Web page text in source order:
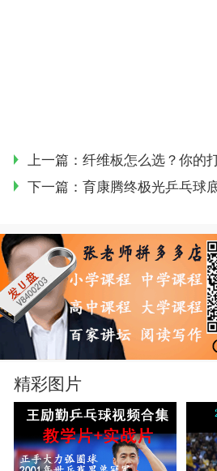
上一篇： 纤维板怎么选？你的打
下一篇： 育康腾终极光乒乓球
精彩图片